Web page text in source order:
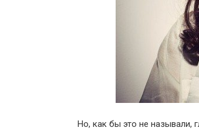
Но, как бы это не называли,